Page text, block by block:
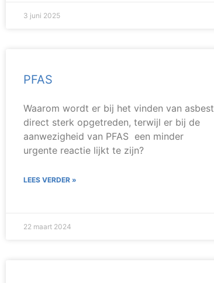
3 juni 2025
PFAS
Waarom wordt er bij het vinden van asbest
direct sterk opgetreden, terwijl er bij de
aanwezigheid van PFAS een minder
urgente reactie lijkt te zijn?
LEES VERDER »
22 maart 2024